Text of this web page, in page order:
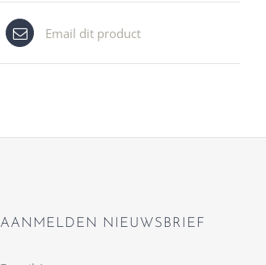
Email dit product
AANMELDEN NIEUWSBRIEF